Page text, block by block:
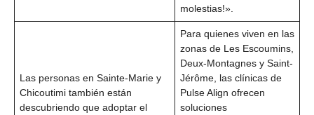
molestias!».
Las personas en Sainte-Marie y
Chicoutimi también están
descubriendo que adoptar el
Para quienes viven en las
zonas de Les Escoumins,
Deux-Montagnes y Saint-
Jérôme, las clínicas de
Pulse Align ofrecen
soluciones